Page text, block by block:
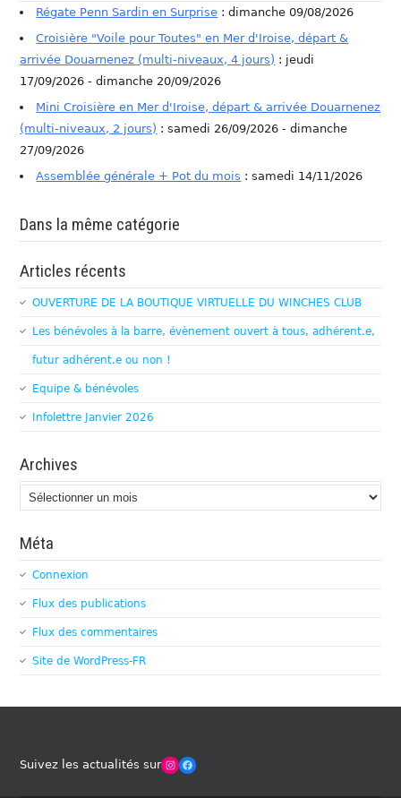
Régate Penn Sardin en Surprise : dimanche 09/08/2026
Croisière "Voile pour Toutes" en Mer d'Iroise, départ &
arrivée Douarnenez (multi-niveaux, 4 jours) : jeudi
17/09/2026 - dimanche 20/09/2026
Mini Croisière en Mer d'Iroise, départ & arrivée Douarnenez
(multi-niveaux, 2 jours) : samedi 26/09/2026 - dimanche
27/09/2026
Assemblée générale + Pot du mois : samedi 14/11/2026
Dans la même catégorie
Articles récents
OUVERTURE DE LA BOUTIQUE VIRTUELLE DU WINCHES CLUB
Les bénévoles à la barre, évènement ouvert à tous, adhérent.e,
futur adhérent.e ou non !
Equipe & bénévoles
Infolettre Janvier 2026
Archives
Archives
Méta
Connexion
Flux des publications
Flux des commentaires
Site de WordPress-FR
Suivez les actualités surWinches Club OfficielFacebook